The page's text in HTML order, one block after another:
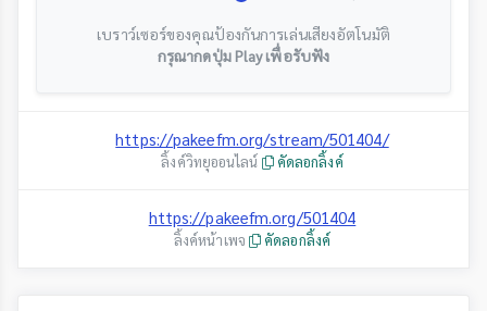
เบราว์เซอร์ของคุณป้องกันการเล่นเสียงอัตโนมัติ
กรุณากดปุ่ม Play เพื่อรับฟัง
https://pakeefm.org/stream/501404/
ลิ้งค์วิทยุออนไลน์ คัดลอกลิ้งค์
https://pakeefm.org/501404
ลิ้งค์หน้าเพจ คัดลอกลิ้งค์